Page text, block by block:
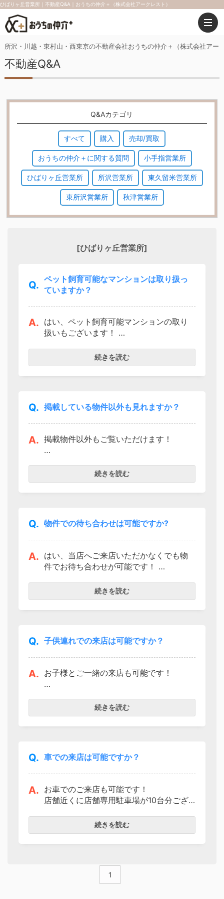
ひばりヶ丘営業所｜不動産Q&A｜おうちの仲介＋（株式会社アークレスト）
所沢・川越・東村山・西東京の不動産会社おうちの仲介＋（株式会社アー
不動産Q&A
Q&Aカテゴリ
すべて 購入 売却/買取
おうちの仲介＋に関する質問 小手指営業所
ひばりヶ丘営業所 所沢営業所 東久留米営業所
東所沢営業所 秋津営業所
[ひばりヶ丘営業所]
Q. ペット飼育可能なマンションは取り扱っ
ていますか？
A. はい、ペット飼育可能マンションの取り
扱いもございます！
なお、マンションによっては飼育できる
ペットの種類、頭数、サイズなどが異な
ります。
ペットと安心して暮らせる物件をご提案
続きを読む
Q. 掲載している物件以外も見れますか？
A. 掲載物件以外もご覧いただけます！
は、あくまでご紹介可能な一部の物件で
す。
お客様のご予算、ご希望のエリアなど、
なお、お問い合わせ時にお客様のご条件
をお聞かせいただくと、ご来店時にスム
す。
続きを読む
Q. 物件での待ち合わせは可能ですか?
A. はい、当店へご来店いただかなくでも物
件でお待ち合わせが可能です！
また、最寄りの駅など、ご希望のお待ち
合わせ場所がございましたら、お問い合
わせ時にお気軽にご相談くださいませ。
続きを読む
Q. 子供連れでの来店は可能ですか？
A. お子様とご一緒の来店も可能です！
だけるよう、キッズスペースをご用意し
ております。
また事前にご連絡をいただければ、キッ
ただきながらご相談が可能です。
続きを読む
Q. 車での来店は可能ですか？
A. お車でのご来店も可能です！
店舗近くに店舗専用駐車場が10台分ござ
続きを読む
1